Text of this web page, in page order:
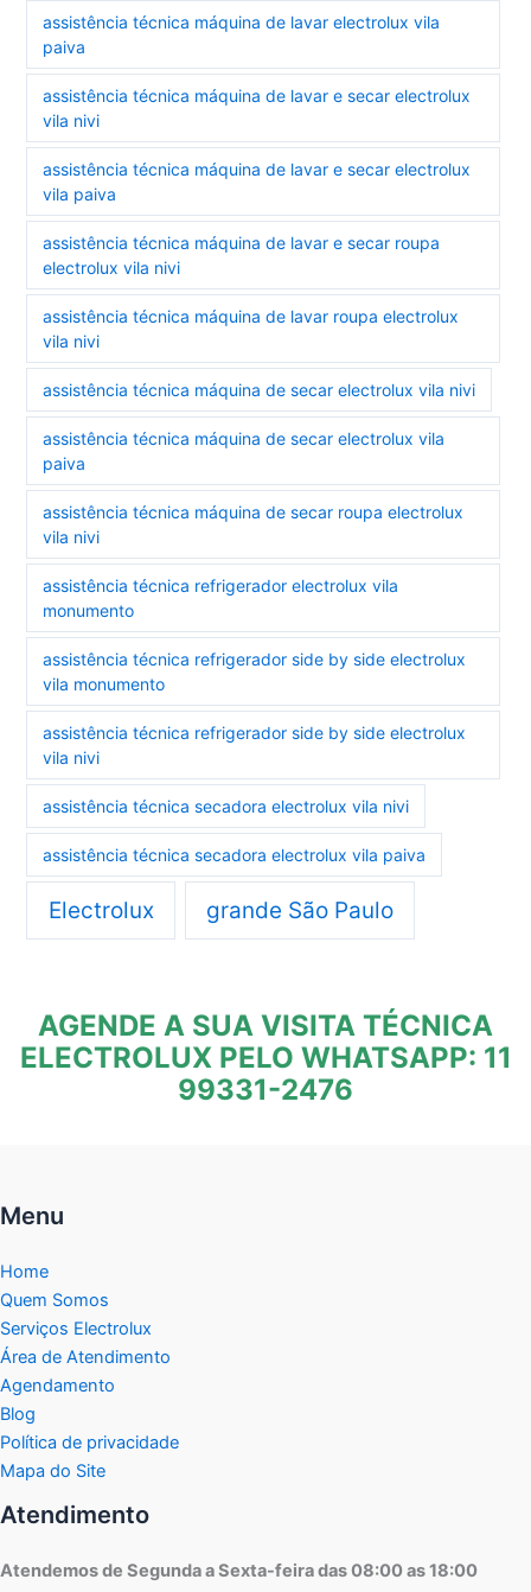
assistência técnica máquina de lavar electrolux vila
paiva
assistência técnica máquina de lavar e secar electrolux
vila nivi
assistência técnica máquina de lavar e secar electrolux
vila paiva
assistência técnica máquina de lavar e secar roupa
electrolux vila nivi
assistência técnica máquina de lavar roupa electrolux
vila nivi
assistência técnica máquina de secar electrolux vila nivi
assistência técnica máquina de secar electrolux vila
paiva
assistência técnica máquina de secar roupa electrolux
vila nivi
assistência técnica refrigerador electrolux vila
monumento
assistência técnica refrigerador side by side electrolux
vila monumento
assistência técnica refrigerador side by side electrolux
vila nivi
assistência técnica secadora electrolux vila nivi
assistência técnica secadora electrolux vila paiva
Electrolux grande São Paulo
AGENDE A SUA VISITA TÉCNICA
ELECTROLUX PELO WHATSAPP: 11
99331-2476
Menu
Home
Quem Somos
Serviços Electrolux
Área de Atendimento
Agendamento
Blog
Política de privacidade
Mapa do Site
Atendimento
Atendemos de Segunda a Sexta-feira das 08:00 as 18:00